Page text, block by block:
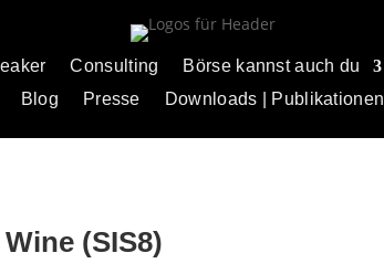
Consulting Börse kannst auch du
Blog
Presse Downloads | Publikationen
(SIS8)